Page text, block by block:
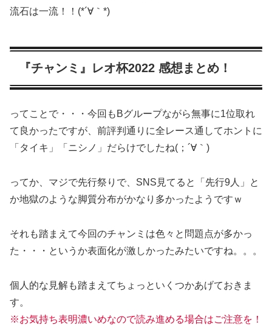
流石は一流！！(*´∀｀*)
『チャンミ』レオ杯2022 感想まとめ！
ってことで・・・今回もBグループながら無事に1位取れ
て良かったですが、前評判通りに全レース通してホントに
「タイキ」「ニシノ」だらけでしたね(；´∀｀)
ってか、マジで先行祭りで、SNS見てると「先行9人」と
か地獄のような脚質分布がかなり多かったようですｗ
それも踏まえて今回のチャンミは色々と問題点が多かっ
た・・・というか表面化が激しかったみたいですね。。。
個人的な見解も踏まえてちょっといくつかあげておきま
す。
※お気持ち表明濃いめなので読み進める場合はご注意を！